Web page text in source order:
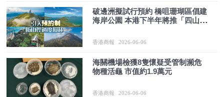
破邊洲擬試行預約 橋咀珊瑚區倡建
海岸公園 本港下半年將推「四山」
香港商報 2026-06-06
海關機場檢獲8隻懷疑受管制瀕危
物種活龜 市值約1.9萬元
香港商報 2026-06-06